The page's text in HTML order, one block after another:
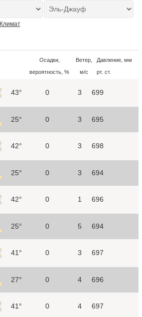
Климат
Осадки,
вероятность, %
Ветер,
м/с
Давление, мм
рт. ст.
43° 0 3 699
25° 0 3 695
42° 0 3 698
25° 0 3 694
42° 0 1 696
25° 0 5 694
41° 0 3 697
27° 0 4 696
41° 0 4 697